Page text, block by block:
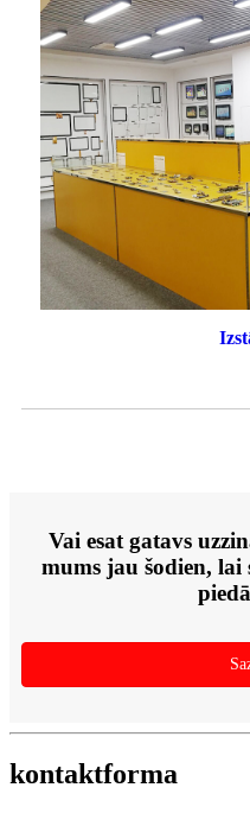
Vai esat gatavs
mums jau šodien, lai
kontaktforma